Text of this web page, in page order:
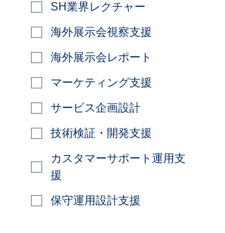
SH業界レクチャー
海外展示会視察支援
海外展示会レポート
マーケティング支援
サービス企画設計
技術検証・開発支援
カスタマーサポート運用支
援
保守運用設計支援